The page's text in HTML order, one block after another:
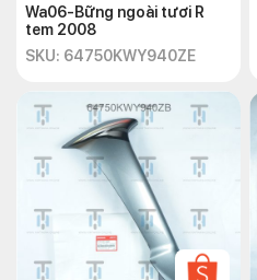
Wa06-Bững ngoài tươi R
tem 2008
SKU: 64750KWY940ZE